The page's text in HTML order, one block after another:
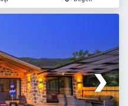
2 Kişi Beğen